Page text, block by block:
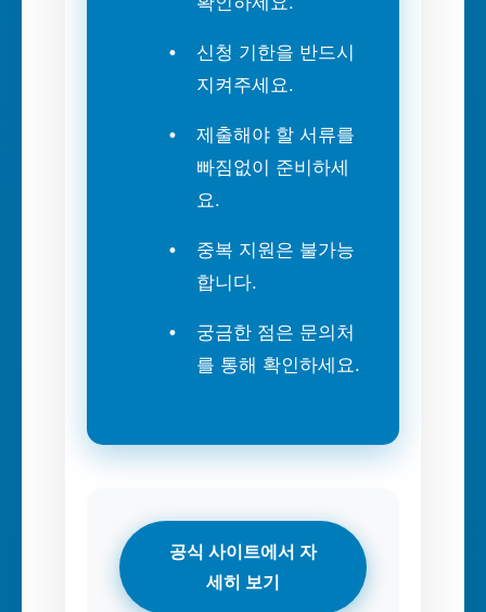
신청 기한을 반드시
지켜주세요.
제출해야 할 서류를
빠짐없이 준비하세
요.
중복 지원은 불가능
합니다.
궁금한 점은 문의처
를 통해 확인하세요.
공식 사이트에서 자
세히 보기